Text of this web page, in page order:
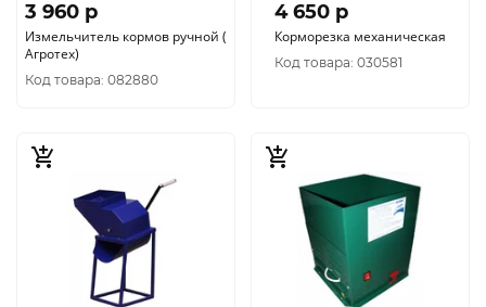
3 960 p
Измельчитель кормов ручной (
Агротех)
Код товара: 082880
4 650 p
Корморезка механическая
Код товара: 030581